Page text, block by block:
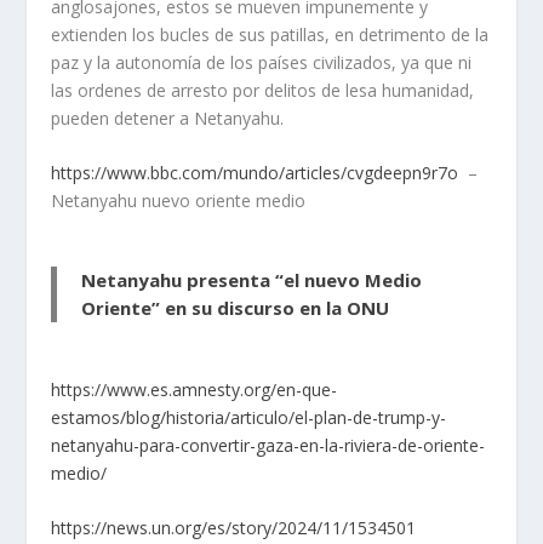
anglosajones, estos se mueven impunemente y
extienden los bucles de sus patillas, en detrimento de la
paz y la autonomía de los países civilizados, ya que ni
las ordenes de arresto por delitos de lesa humanidad,
pueden detener a Netanyahu.
https://www.bbc.com/mundo/articles/cvgdeepn9r7o –
Netanyahu nuevo oriente medio
Netanyahu presenta “el nuevo Medio
Oriente” en su discurso en la ONU
https://www.es.amnesty.org/en-que-
estamos/blog/historia/articulo/el-plan-de-trump-y-
netanyahu-para-convertir-gaza-en-la-riviera-de-oriente-
medio/
https://news.un.org/es/story/2024/11/1534501